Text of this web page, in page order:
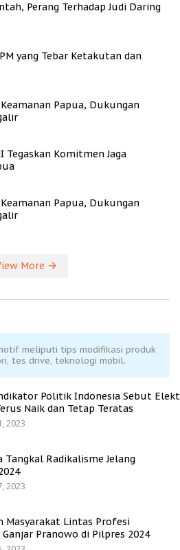
Perang Terhadap Judi Daring
yang Tebar Ketakutan dan
Papua, Dukungan
Tegaskan Komitmen Jaga
Papua, Dukungan
More
meliputi tips modifikasi produk
tes drive, teknologi mobil.
Politik Indonesia Sebut
Naik dan Tetap Teratas
2023
Tangkal Radikalisme Jelang
2023
Masyarakat Lintas Profesi
Pranowo di Pilpres 2024